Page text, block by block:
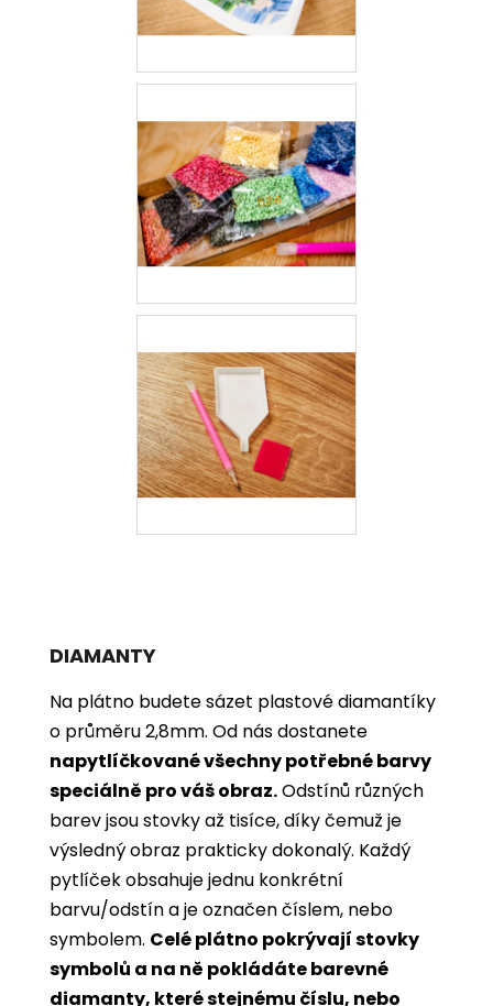
DIAMANTY
Na plátno budete sázet plastové diamantíky
o průměru 2,8mm. Od nás dostanete
napytlíčkované všechny potřebné barvy
speciálně pro váš obraz.Odstínů různých
barev jsou stovky až tisíce, díky čemuž je
výsledný obraz prakticky dokonalý. Každý
pytlíček obsahuje jednu konkrétní
barvu/odstín a je označen číslem, nebo
symbolem. Celé plátno pokrývají stovky
symbolů a na ně pokládáte barevné
diamanty, které stejnému číslu, nebo